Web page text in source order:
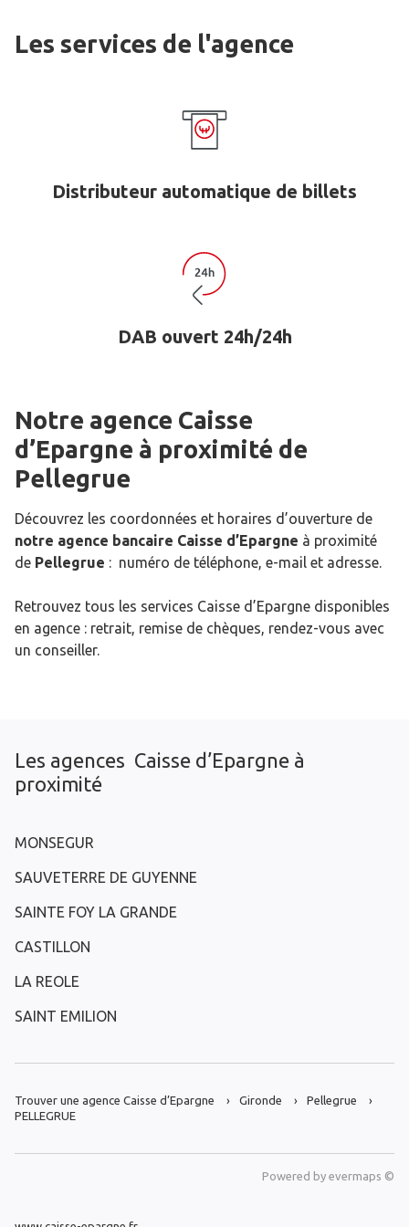
Les services de l'agence
Distributeur automatique de billets
DAB ouvert 24h/24h
Notre agence Caisse
d’Epargne à proximité de
Pellegrue
Découvrez les coordonnées et horaires d’ouverture de
notre agence bancaire Caisse d’Epargne à proximité
de Pellegrue : numéro de téléphone, e-mail et adresse.
Retrouvez tous les services Caisse d’Epargne disponibles
en agence : retrait, remise de chèques, rendez-vous avec
un conseiller.
Les agences Caisse d’Epargne à
proximité
MONSEGUR
SAUVETERRE DE GUYENNE
SAINTE FOY LA GRANDE
CASTILLON
LA REOLE
SAINT EMILION
Trouver une agence Caisse d’Epargne Gironde
Pellegrue
PELLEGRUE
Powered by evermaps ©